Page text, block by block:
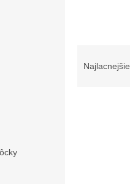
Najlacnejšie